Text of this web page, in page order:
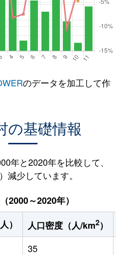
のデータを加工して作
の基礎情報
年と2020年を比較して、
減少しています。
2000～2020年）
） 人口密度（人/km2）
35